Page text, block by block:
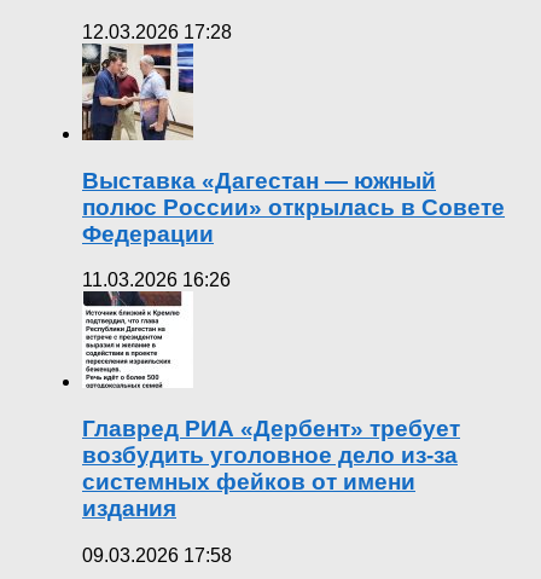
12.03.2026 17:28
Выставка «Дагестан — южный
полюс России» открылась в Совете
Федерации
11.03.2026 16:26
Главред РИА «Дербент» требует
возбудить уголовное дело из-за
системных фейков от имени
издания
09.03.2026 17:58